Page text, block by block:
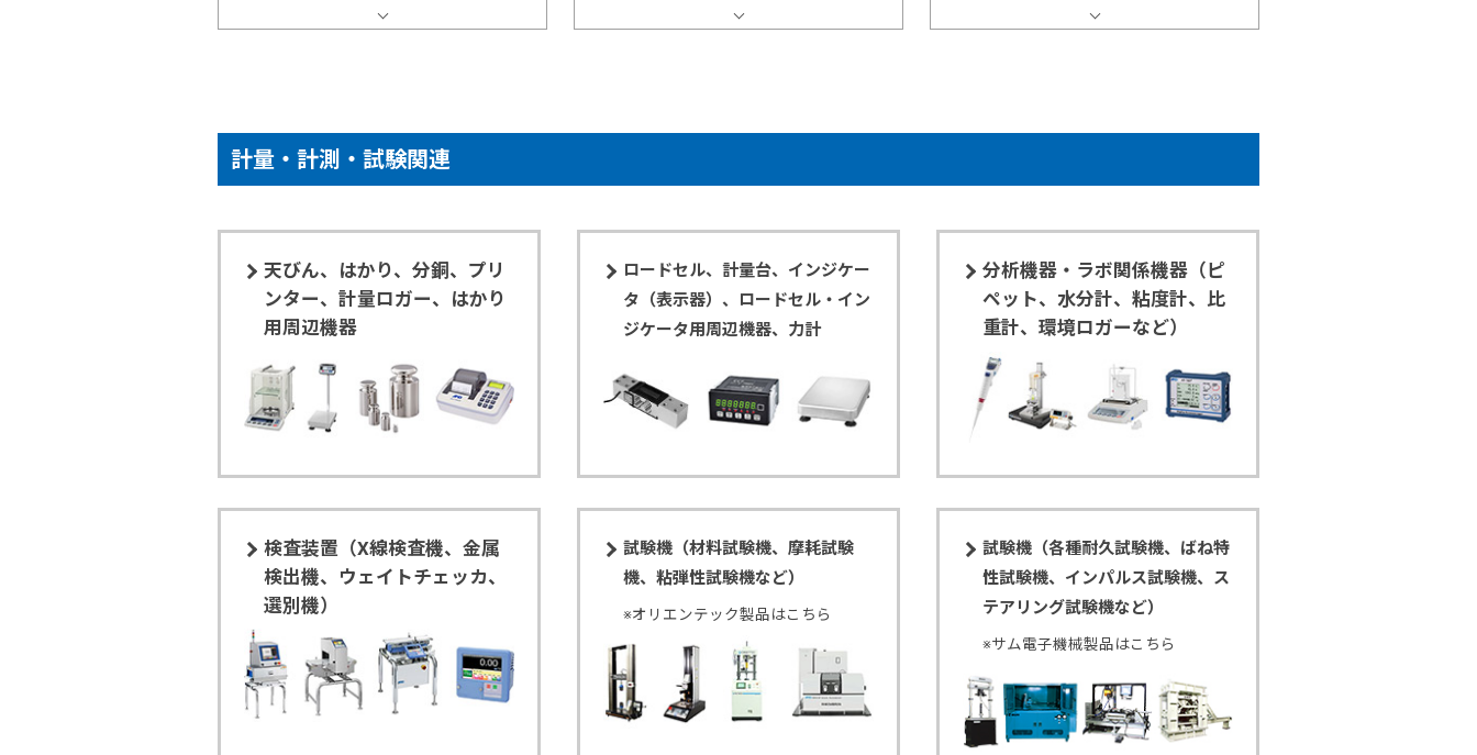
計量・計測・試験関連
天びん、はかり、分銅、プリ
ンター、計量ロガー、はかり
用周辺機器
ロードセル、計量台、インジケー
タ（表示器）、ロードセル・イン
ジケータ用周辺機器、力計
分析機器・ラボ関係機器（ピ
ペット、水分計、粘度計、比
重計、環境ロガーなど）
検査装置（X線検査機、金属
検出機、ウェイトチェッカ、
選別機）
試験機（材料試験機、摩耗試験
機、粘弾性試験機など）
※オリエンテック製品はこちら
試験機（各種耐久試験機、ばね特
性試験機、インパルス試験機、ス
テアリング試験機など）
※サム電子機械製品はこちら